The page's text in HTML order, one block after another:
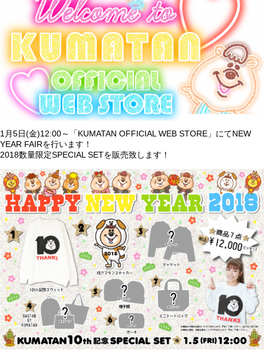
1月5日(金)12:00～「KUMATAN OFFICIAL WEB STORE」にてNEW
YEAR FAIRを行います！
2018数量限定SPECIAL SETを販売致します！